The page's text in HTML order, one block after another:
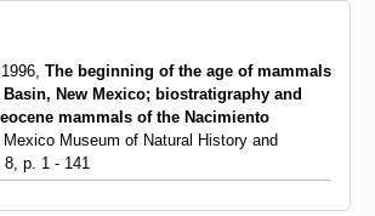
The beginning of the age of mammals
New Mexico; biostratigraphy and
mammals of the Nacimiento
Mexico Museum of Natural History and
p. 1 - 141